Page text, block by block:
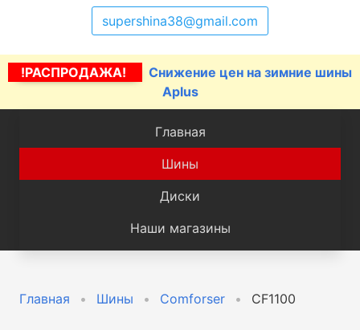
supershina38@gmail.com
!РАСПРОДАЖА!
Снижение цен на зимние шины
Aplus
Главная
Шины
Диски
Наши магазины
Главная Шины Comforser CF1100